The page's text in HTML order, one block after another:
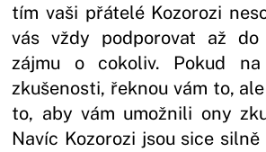
tím vaši přátelé Kozorozi
vás vždy podporovat až do
zájmu o cokoliv. Pokud
zkušenosti, řeknou vám to,
to, aby vám umožnili ony
Navíc Kozorozi jsou sice